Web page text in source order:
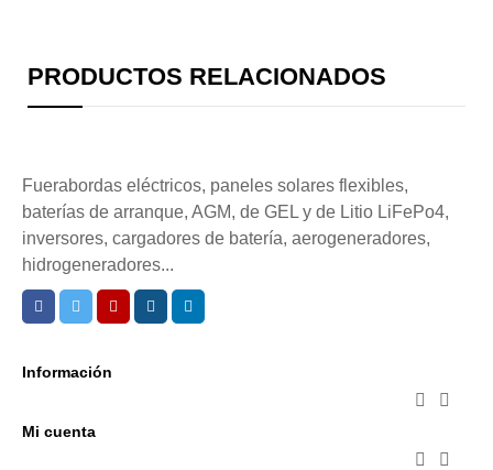
PRODUCTOS RELACIONADOS
Fuerabordas eléctricos, paneles solares flexibles,
baterías de arranque, AGM, de GEL y de Litio LiFePo4,
inversores, cargadores de batería, aerogeneradores,
hidrogeneradores...
Información
 
Mi cuenta
 